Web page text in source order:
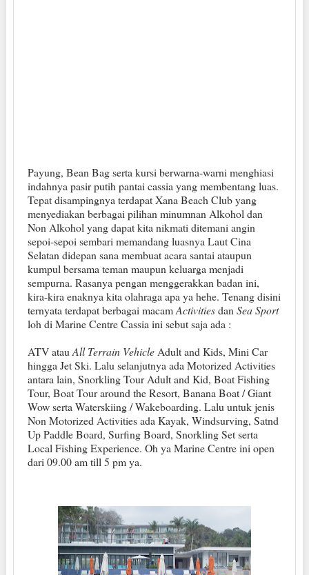
Payung, Bean Bag serta kursi berwarna-warni menghiasi
indahnya pasir putih pantai cassia yang membentang luas.
Tepat disampingnya terdapat Xana Beach Club yang
menyediakan berbagai pilihan minumnan Alkohol dan
Non Alkohol yang dapat kita nikmati ditemani angin
sepoi-sepoi sembari memandang luasnya Laut Cina
Selatan didepan sana membuat acara santai ataupun
kumpul bersama teman maupun keluarga menjadi
sempurna. Rasanya pengan menggerakkan badan ini,
kira-kira enaknya kita olahraga apa ya hehe. Tenang disini
ternyata terdapat berbagai macamActivitiesdan Sea Sport
loh di Marine Centre Cassia ini sebut saja ada :
ATV atau All Terrain VehicleAdult and Kids, Mini Car
hingga Jet Ski. Lalu selanjutnya ada Motorized Activities
antara lain, Snorkling Tour Adult and Kid, Boat Fishing
Tour, Boat Tour around the Resort, Banana Boat / Giant
Wow serta Waterskiing / Wakeboarding. Lalu untuk jenis
Non Motorized Activities ada Kayak, Windsurving, Satnd
Up Paddle Board, Surfing Board, Snorkling Set serta
Local Fishing Experience. Oh ya Marine Centre ini open
dari 09.00 am till 5 pm ya.